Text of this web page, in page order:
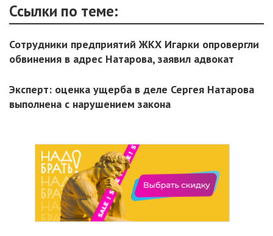
Ссылки по теме:
Сотрудники предприятий ЖКХ Игарки опровергли
обвинения в адрес Натарова, заявил адвокат
Эксперт: оценка ущерба в деле Сергея Натарова
выполнена с нарушением закона